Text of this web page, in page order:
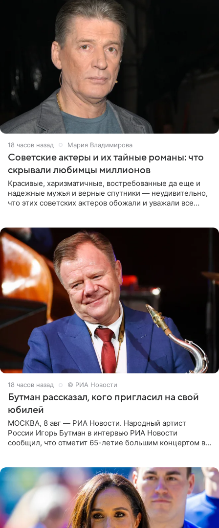
18 часов назад Мария Владимирова
Советские актеры и их тайные романы: что
скрывали любимцы миллионов
Красивые, харизматичные, востребованные да еще и
надежные мужья и верные спутники — неудивительно,
что этих советских актеров обожали и уважали все
18 часов назад © РИА Новости
Бутман рассказал, кого пригласил на свой
юбилей
МОСКВА, 8 авг — РИА Новости. Народный артист
России Игорь Бутман в интервью РИА Новости
сообщил, что отметит 65-летие большим концертом в